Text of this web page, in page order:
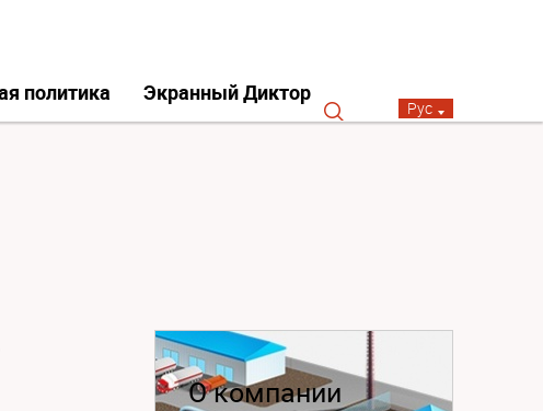
политика Экранный Диктор
Рус
О компании